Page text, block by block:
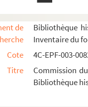
de
Bibliothèque
Inventaire du
Cote
4C-EPF-003-
Titre
Commission
Bibliothèque